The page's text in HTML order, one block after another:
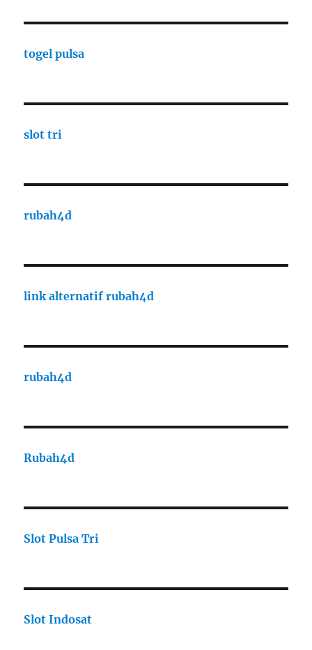
togel pulsa
slot tri
rubah4d
link alternatif rubah4d
rubah4d
Rubah4d
Slot Pulsa Tri
Slot Indosat